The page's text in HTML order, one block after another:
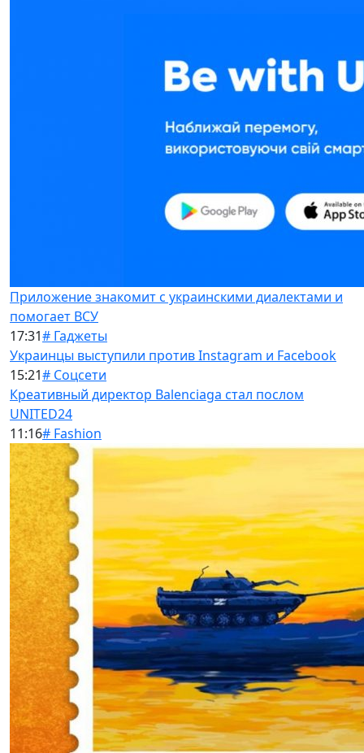
Приложение знакомит с украинскими диалектами и
помогает ВСУ
17:31# Гаджеты
Украинцы выступили против Instagram и Facebook
15:21# Соцсети
Креативный директор Balenciaga стал послом
UNITED24
11:16# Fashion